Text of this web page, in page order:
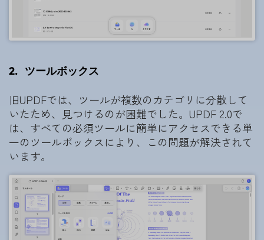
2. ツールボックス
旧UPDFでは、ツールが複数のカテゴリに分散して
いたため、見つけるのが困難でした。UPDF 2.0で
は、すべての必須ツールに簡単にアクセスできる単
一のツールボックスにより、この問題が解決されて
います。